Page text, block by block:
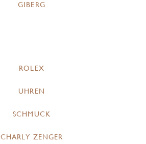
GIBERG
ROLEX
UHREN
SCHMUCK
CHARLY ZENGER